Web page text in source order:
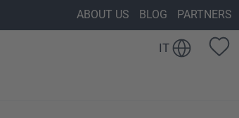
ABOUT US BLOG PARTNERS
IT